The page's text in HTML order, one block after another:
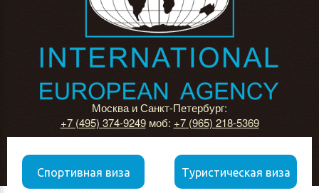
Москва и Санкт-Петербург:
+7 (495) 374-9249моб: +7 (965) 218-5369
Спортивная виза Туристическая виза